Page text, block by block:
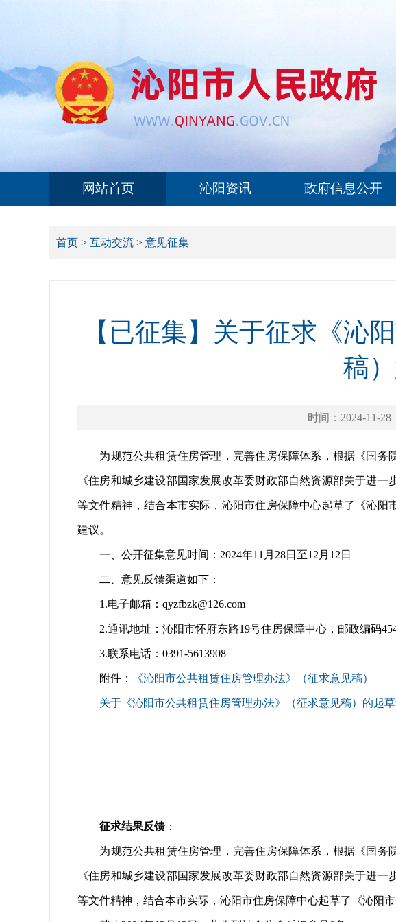
网站首页 沁阳资讯 政府信息公开
首页 > 互动交流 > 意见征集
【已征集】关于征求《沁
稿
时间：2024-11-28
为规范公共租赁住房管理，完善住房保障体系，根据《国务
《住房和城乡建设部国家发展改革委财政部自然资源部关于进
等文件精神，结合本市实际，沁阳市住房保障中心起草了《沁
建议。
一、公开征集意见时间：2024年11月28日至12月12日
二、意见反馈渠道如下：
1.电子邮箱：qyzfbzk@126.com
2.通讯地址：沁阳市怀府东路19号住房保障中心，邮政编码
3.联系电话：0391-5613908
附件： 《沁阳市公共租赁住房管理办法》（征求意见稿）
关于《沁阳市公共租赁住房管理办法》（征求意见稿）的起
征求结果反馈 ：
为规范公共租赁住房管理，完善住房保障体系，根据《国务
《住房和城乡建设部国家发展改革委财政部自然资源部关于进
等文件精神，结合本市实际，沁阳市住房保障中心起草了《沁阳